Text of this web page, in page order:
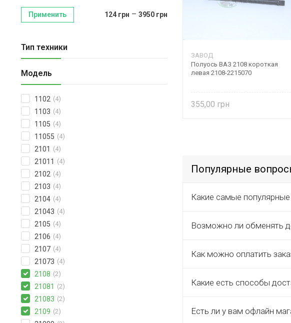
Применить 124грн – 3950грн
Тип техники
Модель
1102 (4)
1103 (4)
1105 (4)
11055 (4)
2101 (4)
21011 (4)
2102 (4)
2103 (4)
2104 (4)
21043 (4)
2105 (4)
2106 (4)
2107 (4)
21073 (4)
2108 (2)
21081 (2)
21083 (2)
2109 (2)
ЗАВОД
Полуось ВАЗ 2108 короткая
левая 2108-2215070
355,00
Популярные
Какие самые
Возможно ли обменять
Как можно оплатить
Какие есть способы
Есть ли у вам офлайн